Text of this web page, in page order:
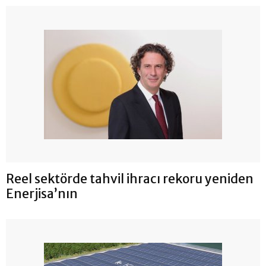
Reel sektörde tahvil ihracı rekoru yeniden
Enerjisa’nın